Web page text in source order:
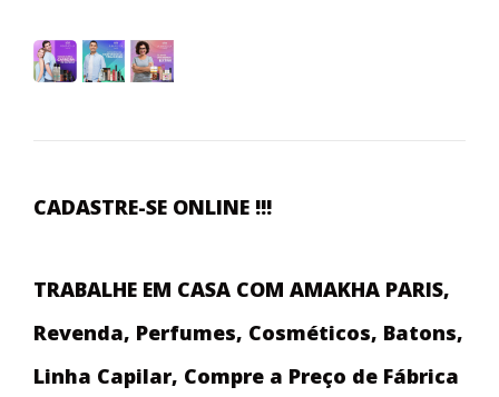
CADASTRE-SE ONLINE !!!
TRABALHE EM CASA COM AMAKHA PARIS,
Revenda, Perfumes, Cosméticos, Batons,
Linha Capilar, Compre a Preço de Fábrica